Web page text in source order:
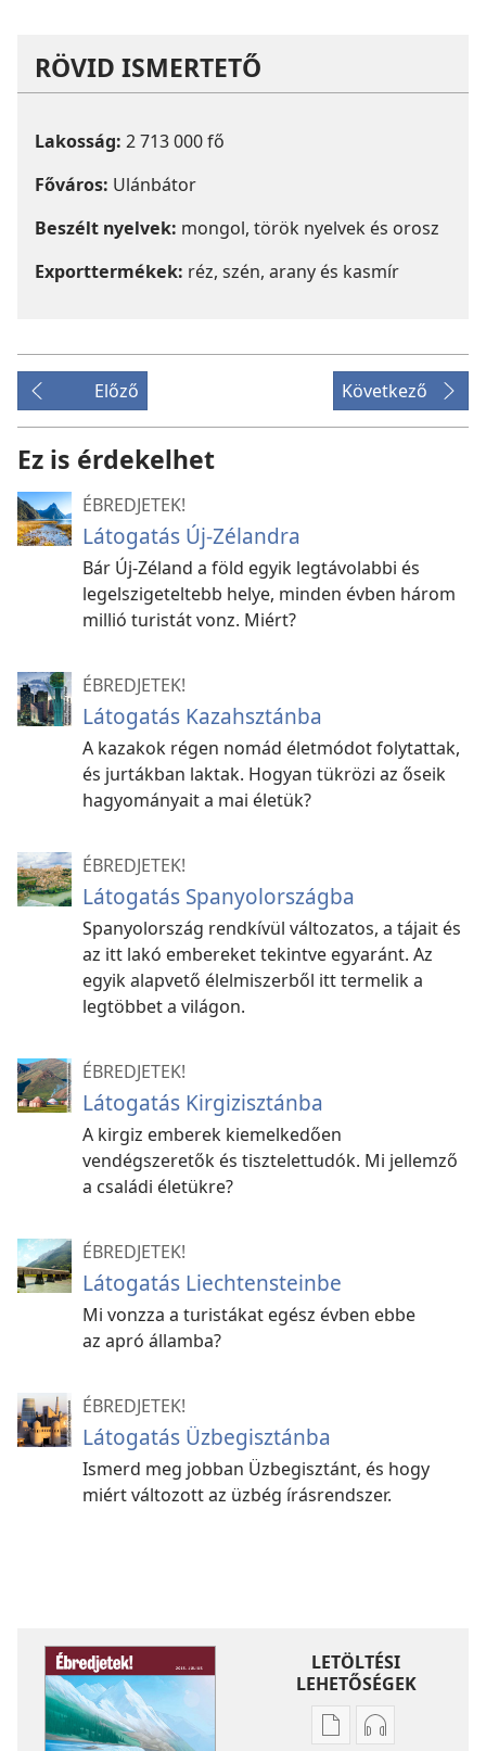
RÖVID ISMERTETŐ
Lakosság: 2 713 000 fő
Főváros: Ulánbátor
Beszélt nyelvek: mongol, török nyelvek és orosz
Exporttermékek: réz, szén, arany és kasmír
Előző Következő
Ez is érdekelhet
ÉBREDJETEK!
Látogatás Új-Zélandra
Bár Új-Zéland a föld egyik legtávolabbi és
legelszigeteltebb helye, minden évben három
millió turistát vonz. Miért?
ÉBREDJETEK!
Látogatás Kazahsztánba
A kazakok régen nomád életmódot folytattak,
és jurtákban laktak. Hogyan tükrözi az őseik
hagyományait a mai életük?
ÉBREDJETEK!
Látogatás Spanyolországba
Spanyolország rendkívül változatos, a tájait és
az itt lakó embereket tekintve egyaránt. Az
egyik alapvető élelmiszerből itt termelik a
legtöbbet a világon.
ÉBREDJETEK!
Látogatás Kirgizisztánba
A kirgiz emberek kiemelkedően
vendégszeretők és tisztelettudók. Mi jellemző
a családi életükre?
ÉBREDJETEK!
Látogatás Liechtensteinbe
Mi vonzza a turistákat egész évben ebbe
az apró államba?
ÉBREDJETEK!
Látogatás Üzbegisztánba
Ismerd meg jobban Üzbegisztánt, és hogy
miért változott az üzbég írásrendszer.
LETÖLTÉSI
LEHETŐSÉGEK
Kiadványok